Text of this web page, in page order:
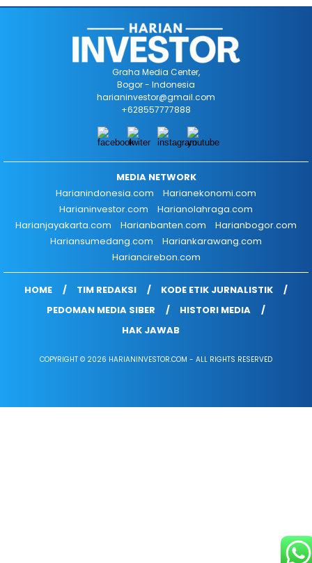
Graha Media Center,
Bogor - Indonesia
harianinvestor@gmail.com
+628557777888
MEDIA NETWORK
Harianindonesia.com
Harianekonomi.com
Harianinvestor.com
Harianolahraga.com
Harianjayakarta.com
Harianbanten.com
Harianbogor.com
Hariansumedang.com
Hariankarawang.com
Hariancirebon.com
HOME TIM REDAKSI
KODE ETIK JURNALISTIK
PEDOMAN MEDIA SIBER
HISTORI MEDIA
HAK JAWAB
COPYRIGHT © 2026 HARIANINVESTOR.COM - ALL RIGHTS RESERVED